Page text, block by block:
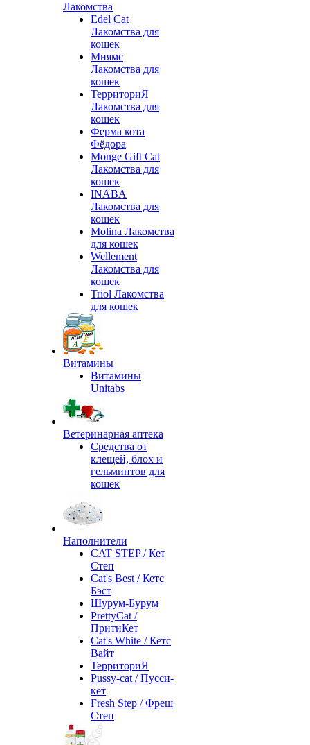
Лакомства
Edel Cat
Лакомства для
кошек
Мнямс
Лакомства для
кошек
ТерриториЯ
Лакомства для
кошек
Ферма кота
Фёдора
Monge Gift Cat
Лакомства для
кошек
INABA
Лакомства для
кошек
Molina Лакомства
для кошек
Wellement
Лакомства для
кошек
Triol Лакомства
для кошек
Витамины
Витамины
Unitabs
Ветеринарная аптека
Средства от
клещей, блох и
гельминтов для
кошек
Наполнители
CAT STEP / Кет
Степ
Cat's Best / Кетс
Бэст
Шурум-Бурум
PrettyCat /
ПритиКет
Cat's White / Кетс
Вайт
ТерриториЯ
Pussy-cat / Пусси-
кет
Fresh Step / Фреш
Степ